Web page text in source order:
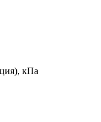
кПа